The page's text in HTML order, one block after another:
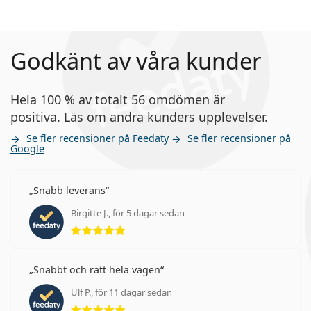
Godkänt av våra kunder
Hela 100 % av totalt 56 omdömen är
positiva. Läs om andra kunders upplevelser.
Se fler recensioner på Feedaty Se fler recensioner på
Google
Snabb leverans
Birgitte J., för 5 dagar sedan
Betyg 5 av 5
Snabbt och rätt hela vägen
Ulf P., för 11 dagar sedan
Betyg 5 av 5